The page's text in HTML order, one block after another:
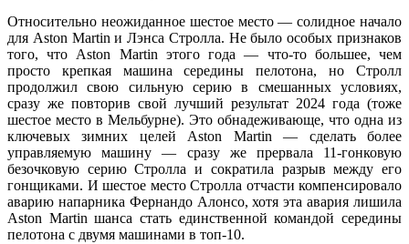
Относительно неожиданное шестое место — солидное начало
для Aston Martin и Лэнса Стролла. Не было особых признаков
того, что Aston Martin этого года — что-то большее, чем
просто крепкая машина середины пелотона, но Стролл
продолжил свою сильную серию в смешанных условиях,
сразу же повторив свой лучший результат 2024 года (тоже
шестое место в Мельбурне). Это обнадеживающе, что одна из
ключевых зимних целей Aston Martin — сделать более
управляемую машину — сразу же прервала 11-гонковую
безочковую серию Стролла и сократила разрыв между его
гонщиками. И шестое место Стролла отчасти компенсировало
аварию напарника Фернандо Алонсо, хотя эта авария лишила
Aston Martin шанса стать единственной командой середины
пелотона с двумя машинами в топ-10.